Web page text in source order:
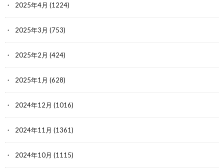
2025年4月 (1224)
2025年3月 (753)
2025年2月 (424)
2025年1月 (628)
2024年12月 (1016)
2024年11月 (1361)
2024年10月 (1115)